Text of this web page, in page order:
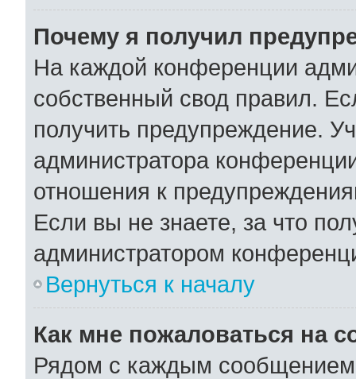
Почему я получил
На каждой конференции
собственный свод правил.
получить предупреждение.
администратора
отношения к
Если вы не знаете, за что
администратором
Вернуться к началу
Как мне пожаловаться на
Рядом с каждым сообщением